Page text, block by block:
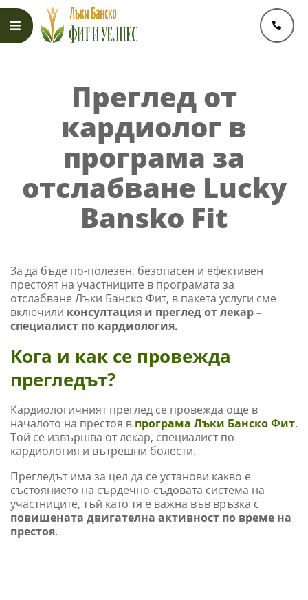
Skip
content
Преглед от
кардиолог в
програма за
отслабване Lucky
Bansko Fit
За да бъде по-полезен, безопасен и ефективен
престоят на участниците в програмата за
отслабване Лъки Банско Фит, в пакета услуги сме
включили консултация и преглед от лекар –
специалист по кардиология.
Кога и как се провежда
прегледът?
Кардиологичният преглед се провежда още в
началото на престоя в програма Лъки Банско Фит.
Той се извършва от лекар, специалист по
кардиология и вътрешни болести.
Прегледът има за цел да се установи какво е
състоянието на сърдечно-съдовата система на
участниците, тъй като тя е важна във връзка с
повишената двигателна активност по време на
престоя.